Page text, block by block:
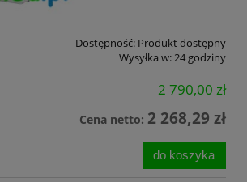
Dostępność: Produkt dostępny
Wysyłka w:24 godziny
2 790,00 zł
Cena netto: 2 268,29 zł
do koszyka